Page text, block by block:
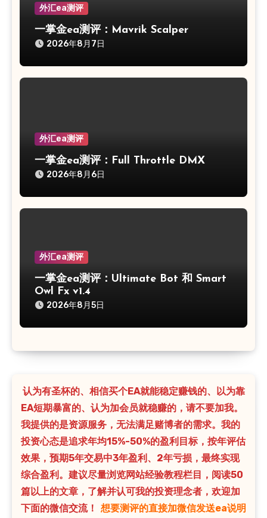
外汇ea测评
一掌金ea测评：Mavrik Scalper
2026年8月7日
外汇ea测评
一掌金ea测评：Full Throttle DMX
2026年8月6日
外汇ea测评
一掌金ea测评：Ultimate Bot 和 Smart
Owl Fx v1.4
2026年8月5日
认为有圣杯的、相信买个EA就能稳定赚钱的、以为靠
EA短期暴富的、认为加会员就稳赚的，请不要加我。
我提供的是资源服务，无法满足赌博者的需求。我的
投资心态是追求年均15%-50%的盈利目标，按年评估
效果，预期5年交易中3年盈利、2年亏损，最终实现
综合盈利。建议尽量浏览网站经验教程栏目，阅读50
篇以上的文章，了解并认可我的投资理念者，欢迎加
下面的微信交流！
想要测评的直接加微信发送ea说明